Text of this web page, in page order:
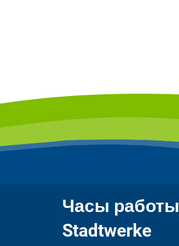
Часы работы
Stadtwerke